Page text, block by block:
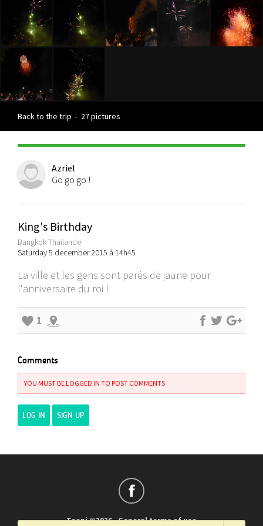
Back to the trip - 27 pictures
Azriel
Go go go !
King's Birthday
Bangkok Thaïlande
Saturday 5 december 2015 à 14h45
La ville et les gens sont parés de jaune pour
l'anniversaire du roi !
1
Comments
YOU MUST BE LOGGED IN TO POST COMMENTS
LOG IN SIGN UP
Teepi ©2026-General terms of use